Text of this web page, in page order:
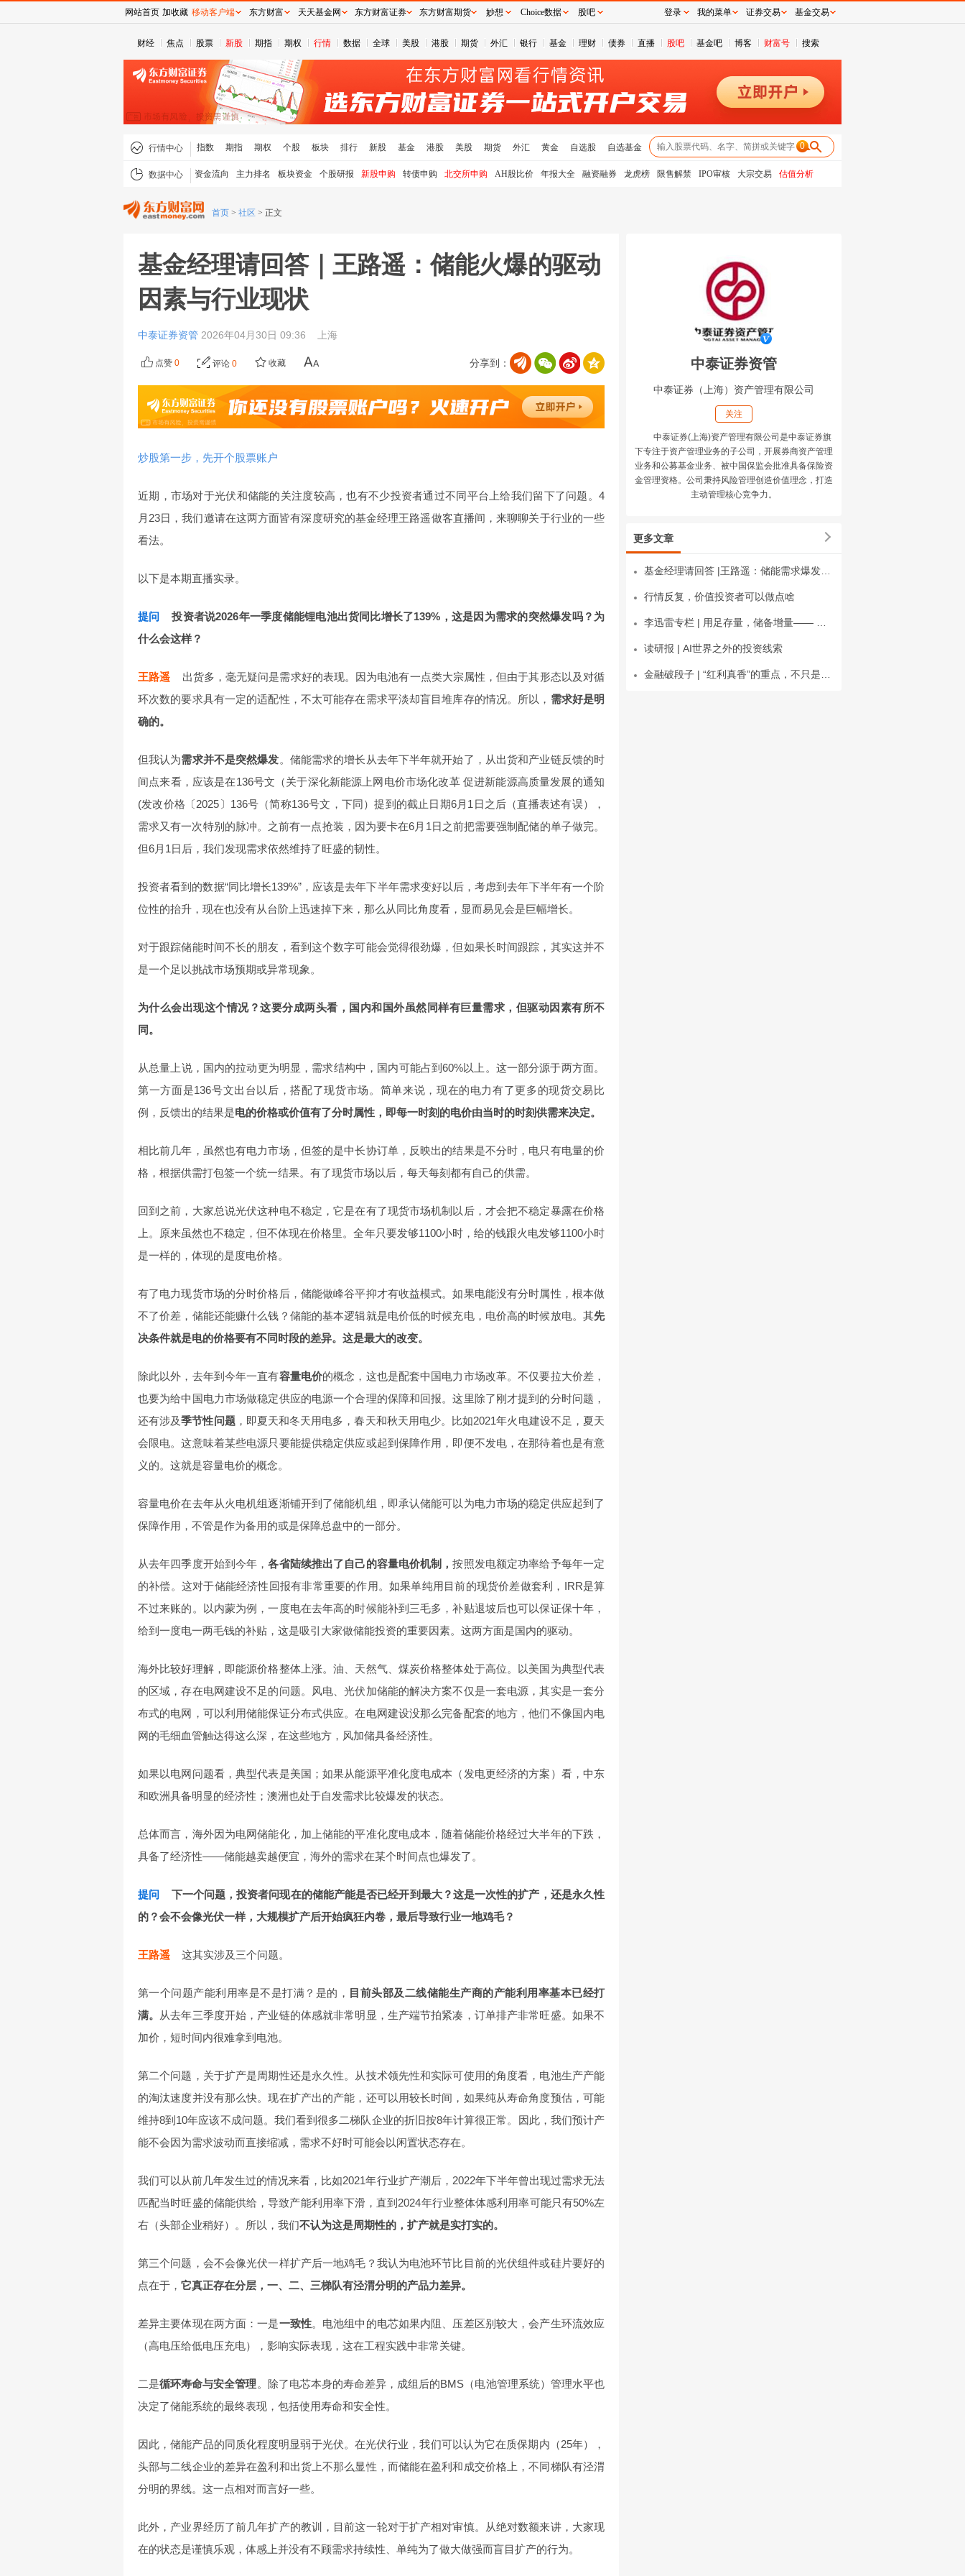
财经 焦点 股票 新股 期指 期权 行情 数据 全球 美股 港股 期货 外汇 银行 基金 理财 债券 直播 股吧 基金吧 博客 财富号 搜索
行情中心 指数 期指 期权 个股 板块 排行 新股 基金 港股 美股 期货 外汇 黄金 自选股 自选基金 0
数据中心 资金流向 主力排名 板块资金 个股研报 新股申购 转债申购 北交所申购 AH股比价 年报大全 融资融券 龙虎榜 限售解禁 IPO审核 大宗交易 估值分析
首页 > 社区 > 正文
基金经理请回答｜王路遥：储能火爆的驱动
因素与行业现状
中泰证券资管 2026年04月30日 09:36 上海
分享到：
点赞 0 评论 0 收藏
炒股第一步，先开个股票账户
近期，市场对于光伏和储能的关注度较高，也有不少投资者通过不同平台上给我们留下了问题。4
月23日，我们邀请在这两方面皆有深度研究的基金经理王路遥做客直播间，来聊聊关于行业的一些
看法。
以下是本期直播实录。
提问
投资者说2026年一季度储能锂电池出货同比增长了139%，这是因为需求的突然爆发吗？为
什么会这样？
王路遥
出货多，毫无疑问是需求好的表现。因为电池有一点类大宗属性，但由于其形态以及对循
环次数的要求具有一定的适配性，不太可能存在需求平淡却盲目堆库存的情况。所以， 需求好是明
确的。
但我认为需求并不是突然爆发。储能需求的增长从去年下半年就开始了，从出货和产业链反馈的时
间点来看，应该是在136号文（关于深化新能源上网电价市场化改革 促进新能源高质量发展的通知
(发改价格〔2025〕136号（简称136号文，下同）提到的截止日期6月1日之后（直播表述有误），
需求又有一次特别的脉冲。之前有一点抢装，因为要卡在6月1日之前把需要强制配储的单子做完。
但6月1日后，我们发现需求依然维持了旺盛的韧性。
投资者看到的数据“同比增长139%”，应该是去年下半年需求变好以后，考虑到去年下半年有一个阶
位性的抬升，现在也没有从台阶上迅速掉下来，那么从同比角度看，显而易见会是巨幅增长。
对于跟踪储能时间不长的朋友，看到这个数字可能会觉得很劲爆，但如果长时间跟踪，其实这并不
是一个足以挑战市场预期或异常现象。
为什么会出现这个情况？这要分成两头看，国内和国外虽然同样有巨量需求，但驱动因素有所不
同。
从总量上说，国内的拉动更为明显，需求结构中，国内可能占到60%以上。这一部分源于两方面。
第一方面是136号文出台以后，搭配了现货市场。简单来说，现在的电力有了更多的现货交易比
例，反馈出的结果是电的价格或价值有了分时属性，即每一时刻的电价由当时的时刻供需来决定。
相比前几年，虽然也有电力市场，但签的是中长协订单，反映出的结果是不分时，电只有电量的价
格，根据供需打包签一个统一结果。有了现货市场以后，每天每刻都有自己的供需。
回到之前，大家总说光伏这种电不稳定，它是在有了现货市场机制以后，才会把不稳定暴露在价格
上。原来虽然也不稳定，但不体现在价格里。全年只要发够1100小时，给的钱跟火电发够1100小时
是一样的，体现的是度电价格。
有了电力现货市场的分时价格后，储能做峰谷平抑才有收益模式。如果电能没有分时属性，根本做
不了价差，储能还能赚什么钱？储能的基本逻辑就是电价低的时候充电，电价高的时候放电。其先
决条件就是电的价格要有不同时段的差异。这是最大的改变。
除此以外，去年到今年一直有容量电价的概念，这也是配套中国电力市场改革。不仅要拉大价差，
也要为给中国电力市场做稳定供应的电源一个合理的保障和回报。这里除了刚才提到的分时问题，
还有涉及季节性问题，即夏天和冬天用电多，春天和秋天用电少。比如2021年火电建设不足，夏天
会限电。这意味着某些电源只要能提供稳定供应或起到保障作用，即便不发电，在那待着也是有意
义的。这就是容量电价的概念。
容量电价在去年从火电机组逐渐铺开到了储能机组，即承认储能可以为电力市场的稳定供应起到了
保障作用，不管是作为备用的或是保障总盘中的一部分。
从去年四季度开始到今年，各省陆续推出了自己的容量电价机制，按照发电额定功率给予每年一定
的补偿。这对于储能经济性回报有非常重要的作用。如果单纯用目前的现货价差做套利，IRR是算
不过来账的。以内蒙为例，一度电在去年高的时候能补到三毛多，补贴退坡后也可以保证保十年，
给到一度电一两毛钱的补贴，这是吸引大家做储能投资的重要因素。这两方面是国内的驱动。
海外比较好理解，即能源价格整体上涨。油、天然气、煤炭价格整体处于高位。以美国为典型代表
的区域，存在电网建设不足的问题。风电、光伏加储能的解决方案不仅是一套电源，其实是一套分
布式的电网，可以利用储能保证分布式供应。在电网建设没那么完备配套的地方，他们不像国内电
网的毛细血管触达得这么深，在这些地方，风加储具备经济性。
如果以电网问题看，典型代表是美国；如果从能源平准化度电成本（发电更经济的方案）看，中东
和欧洲具备明显的经济性；澳洲也处于自发需求比较爆发的状态。
总体而言，海外因为电网储能化，加上储能的平准化度电成本，随着储能价格经过大半年的下跌，
具备了经济性——储能越卖越便宜，海外的需求在某个时间点也爆发了。
提问
下一个问题，投资者问现在的储能产能是否已经开到最大？这是一次性的扩产，还是永久性
的？会不会像光伏一样，大规模扩产后开始疯狂内卷，最后导致行业一地鸡毛？
王路遥 这其实涉及三个问题。
第一个问题产能利用率是不是打满？是的， 目前头部及二线储能生产商的产能利用率基本已经打
满。
从去年三季度开始，产业链的体感就非常明显，生产端节拍紧凑，订单排产非常旺盛。如果不
加价，短时间内很难拿到电池。
第二个问题，关于扩产是周期性还是永久性。从技术领先性和实际可使用的角度看，电池生产产能
的淘汰速度并没有那么快。现在扩产出的产能，还可以用较长时间，如果纯从寿命角度预估，可能
维持8到10年应该不成问题。我们看到很多二梯队企业的折旧按8年计算很正常。因此，我们预计产
能不会因为需求波动而直接缩减，需求不好时可能会以闲置状态存在。
我们可以从前几年发生过的情况来看，比如2021年行业扩产潮后，2022年下半年曾出现过需求无法
匹配当时旺盛的储能供给，导致产能利用率下滑，直到2024年行业整体体感利用率可能只有50%左
右（头部企业稍好）。所以，我们不认为这是周期性的，扩产就是实打实的。
第三个问题，会不会像光伏一样扩产后一地鸡毛？我认为电池环节比目前的光伏组件或硅片要好的
点在于， 它真正存在分层，一、二、三梯队有泾渭分明的产品力差异。
差异主要体现在两方面：一是一致性。电池组中的电芯如果内阻、压差区别较大，会产生环流效应
（高电压给低电压充电），影响实际表现，这在工程实践中非常关键。
二是循环寿命与安全管理 。除了电芯本身的寿命差异，成组后的BMS（电池管理系统）管理水平也
决定了储能系统的最终表现，包括使用寿命和安全性。
因此，储能产品的同质化程度明显弱于光伏。在光伏行业，我们可以认为它在质保期内（25年），
头部与二线企业的差异在盈利和出货上不那么显性，而储能在盈利和成交价格上，不同梯队有泾渭
分明的界线。这一点相对而言好一些。
此外，产业界经历了前几年扩产的教训，目前这一轮对于扩产相对审慎。从绝对数额来讲，大家现
在的状态是谨慎乐观，体感上并没有不顾需求持续性、单纯为了做大做强而盲目扩产的行为。
中泰证券资管
中泰证券（上海）资产管理有限公司
关注
中泰证券(上海)资产管理有限公司是中泰证券旗
下专注于资产管理业务的子公司，开展券商资产管理
业务和公募基金业务、被中国保监会批准具备保险资
金管理资格。公司秉持风险管理创造价值理念，打造
主动管理核心竞争力。
更多文章
行情反复，价值投资者可以做点啥
读研报 | AI世界之外的投资线索
网站首页 加收藏 移动客户端 东方财富 天天基金网 东方财富证券 东方财富期货 妙想 Choice数据 股吧 登录 我的菜单 证券交易 基金交易